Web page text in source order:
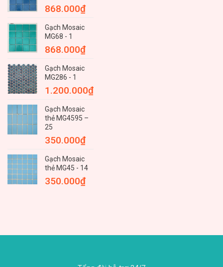
868.000₫
Gạch Mosaic
MG68 - 1
868.000₫
Gạch Mosaic
MG286 - 1
1.200.000₫
Gạch Mosaic
thẻ MG4595 –
25
350.000₫
Gạch Mosaic
thẻ MG45 - 14
350.000₫